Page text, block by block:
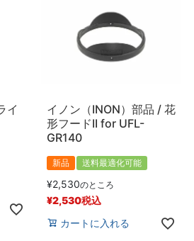
イ
イノン（INON）部品 / 花
形フードII for UFL-
GR140
新品 送料最適化可能
¥2,530のところ
¥2,530税込
カートに入れる